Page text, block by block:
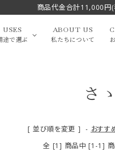
商品代金合計11,000円(
大中筆
小筆
限定
USES
途で選ぶ
写経・御朱印
贈り物（限定セット）
ABOUT US
私たちについて
さ
[ 並び順を変更 ] - おすす
全 [1] 商品中 [1-1] 商